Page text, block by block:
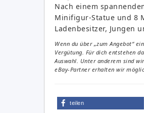
Nach einem
Minifigur-Statue und 8
Ladenbesitzer, Jungen
Wenn du über „zum Angebot“
Vergütung. Für dich entstehen
Auswahl. Unter anderem sind
eBay-Partner erhalten wir
teilen